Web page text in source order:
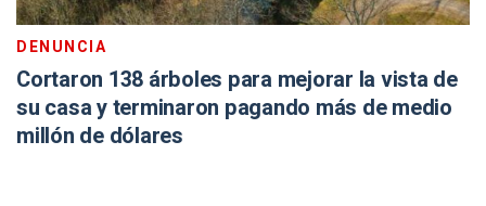
DENUNCIA
Cortaron 138 árboles para mejorar la vista de
su casa y terminaron pagando más de medio
millón de dólares